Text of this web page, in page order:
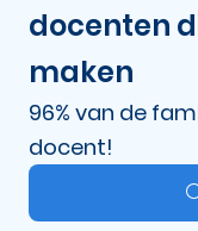
docenten
maken
96% van de
docent!